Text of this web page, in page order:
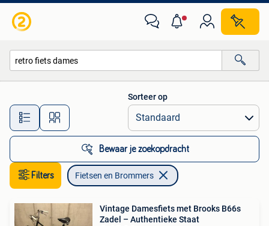
Alle afstanden…
Sorteer op
Bewaar je zoekopdracht
Filters Fietsen en Brommers
Vintage Damesfiets met Brooks B66s
Zadel – Authentieke Staat